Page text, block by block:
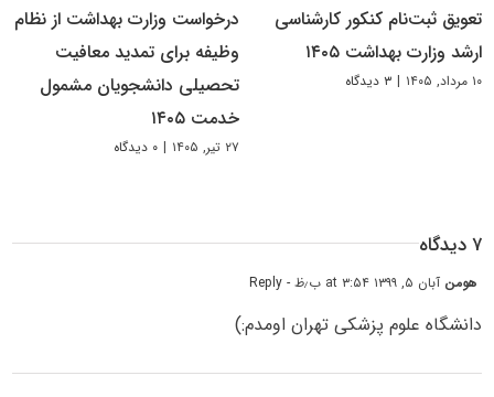
تعویق ثبت‌نام کنکور کارشناسی
ارشد وزارت بهداشت ۱۴۰۵
۱۰ مرداد, ۱۴۰۵ | ۳ دیدگاه
درخواست وزارت بهداشت از نظام
وظیفه برای تمدید معافیت
تحصیلی دانشجویان مشمول
خدمت ۱۴۰۵
۲۷ تیر, ۱۴۰۵ | ۰ دیدگاه
۷ دیدگاه
هومن آبان ۵, ۱۳۹۹ at ۳:۵۴ ب٫ظ - Reply
دانشگاه علوم پزشکی تهران اومدم:)